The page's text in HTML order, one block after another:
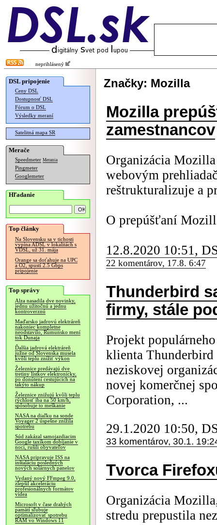
neprihlásený
DSL pripojenie
Ceny DSL
Dostupnosť DSL
Fórum o DSL
Výsledky meraní
Satelitná mapa SR
Merače
Speedmeter Merania
Pingmeter
Googlemeter
Hľadanie
Top články
Na Slovensku sa v tichosti
vypína ADSL v lokalitách s
VDSL, už 31. mája
Orange sa doťahuje na UPC
a O2, spustí 2.5 Gbps
pripojenie
Top správy
Alza nasadila dve novinky,
jednu užitočnú a jednu
kontroverznú
Maďarsko jadrovú elektráreň
nakoniec kompletne
neodstavilo, Rumunsko mení
tok Dunaja
Ďalšia jadrová elektráreň
južne od Slovenska musela
kvôli teplu znížiť výkon
Železnice predávajú dve
tretiny lístkov elektronicky,
po donútení cestujúcich na
takýto nákup
Železnice znižujú kvôli teplu
rýchlosť iba na 50 km/h,
spôsobuje to meškanie
NASA na diaľku na sonde
Voyager 2 úspešne znížila
spotrebu
Súd zakázal samojazdiacim
Google taxíkom dobíjanie v
noci, rušili obyvateľov
NASA pripravuje ISS na
inštaláciu posledných
nových solárnych panelov
Vydaný nový FFmpeg 9.0,
zlepšil akceleráciu
profesionálnych formátov
videa
Microsoft v čase drahých
pamätí sľubuje
optimalizovať spotrebu
RAM vo Windows 11
Značky: Mozilla
Mozilla
zamestnancov
Organizácia
webovým
reštrukturalizuje a
O prepúšťaní
12.8.2020 10:51,
22 komentárov, 17.8. 6:47
Thunderbird
firmy, stále
Projekt
klienta
neziskovej
novej komerčnej
Corporation, ...
29.1.2020 10:50,
33 komentárov, 30.1.
Tvorca
Organizácia
stredu prepustila